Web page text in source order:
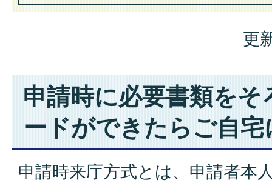
更
申請時に必要書類を
ードができたらご自
申請時来庁方式とは、申請者本